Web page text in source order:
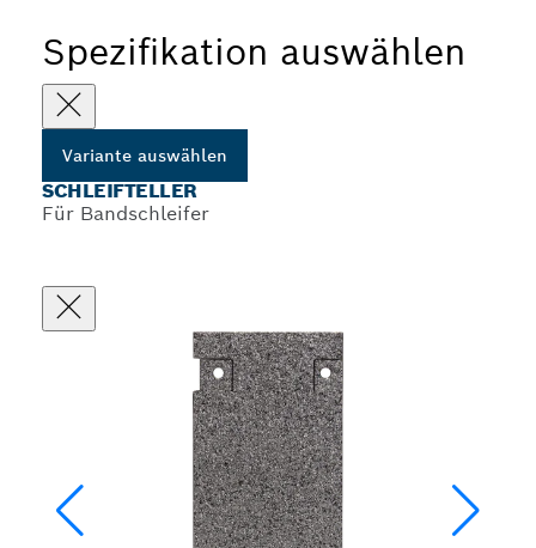
Spezifikation auswählen
Variante auswählen
SCHLEIFTELLER
Für Bandschleifer